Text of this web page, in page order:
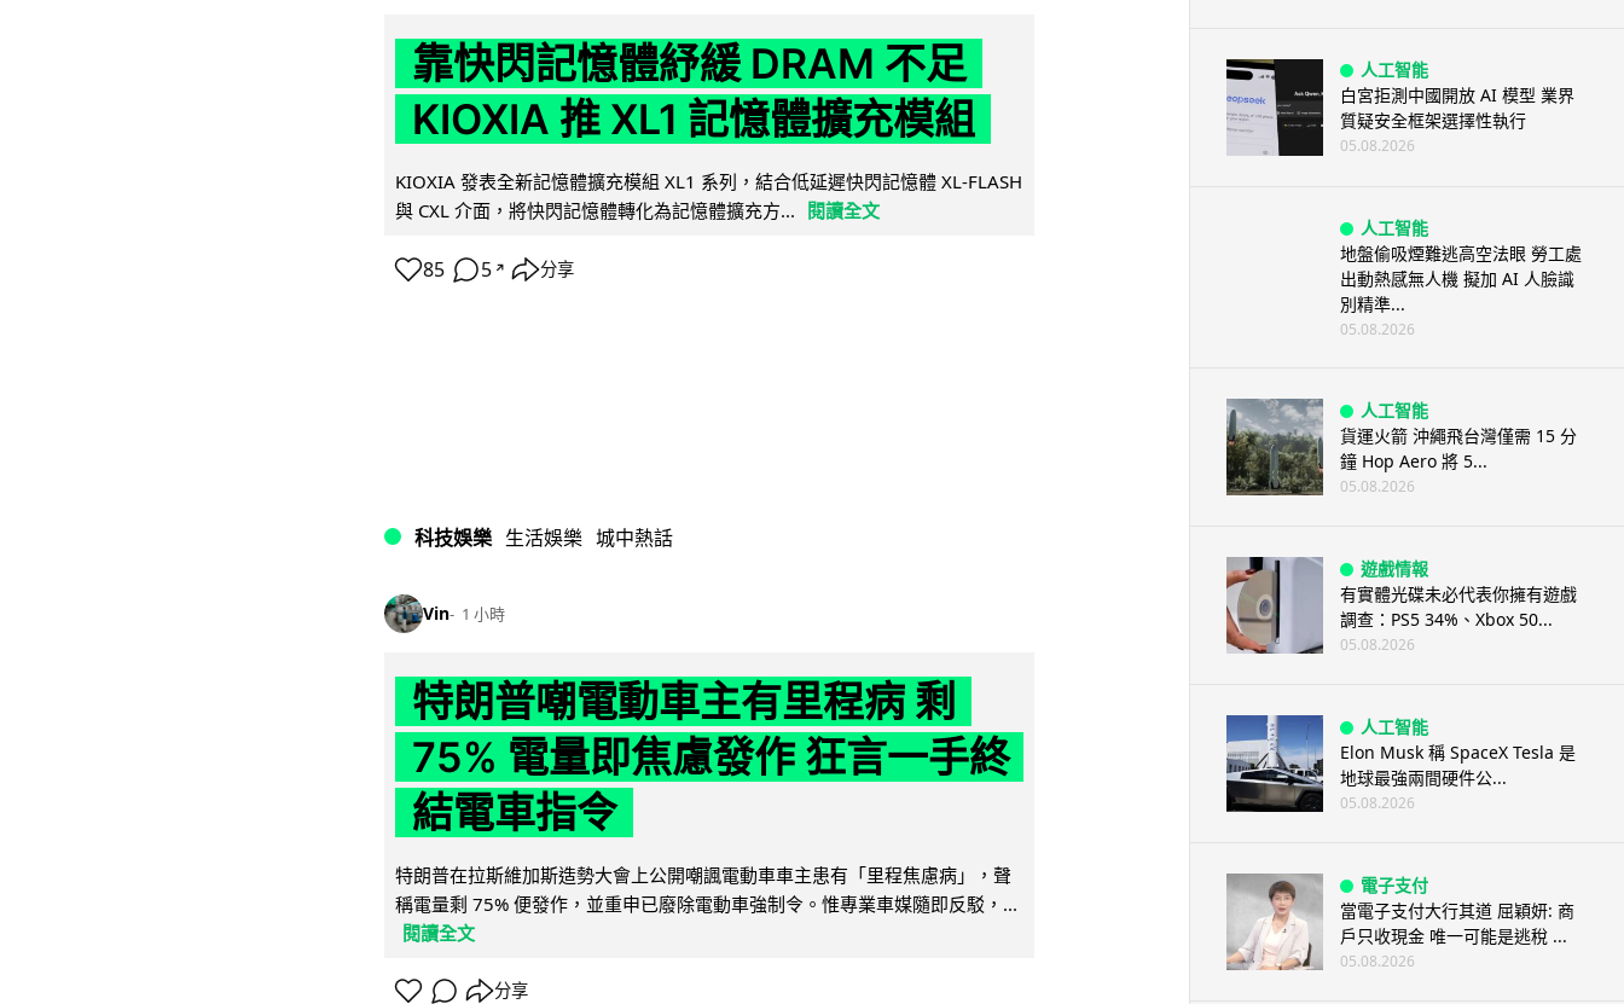
靠快閃記憶體紓緩 DRAM 不足
KIOXIA 推 XL1 記憶體擴充模組
KIOXIA 發表全新記憶體擴充模組 XL1 系列，結合低延遲快閃記憶體 XL-FLASH
與 CXL 介面，將快閃記憶體轉化為記憶體擴充方...
閱讀全文
85 5 ↗ 分享
科技娛樂 生活娛樂 城中熱話
Vin 1 小時
特朗普嘲電動車主有里程病 剩
75% 電量即焦慮發作 狂言一手終
結電車指令
特朗普在拉斯維加斯造勢大會上公開嘲諷電動車車主患有「里程焦慮病」，聲
稱電量剩 75% 便發作，並重申已廢除電動車強制令。惟專業車媒隨即反駁，...
閱讀全文
分享
人工智能
白宮拒測中國開放 AI 模型 業界
質疑安全框架選擇性執行
05.08.2026
人工智能
地盤偷吸煙難逃高空法眼 勞工處
出動熱感無人機 擬加 AI 人臉識
別精準...
05.08.2026
人工智能
貨運火箭 沖繩飛台灣僅需 15 分
鐘 Hop Aero 將 5...
05.08.2026
遊戲情報
有實體光碟未必代表你擁有遊戲
調查：PS5 34%、Xbox 50...
05.08.2026
人工智能
Elon Musk 稱 SpaceX Tesla 是
地球最強兩間硬件公...
05.08.2026
電子支付
當電子支付大行其道 屈穎妍: 商
戶只收現金 唯一可能是逃稅 ...
05.08.2026